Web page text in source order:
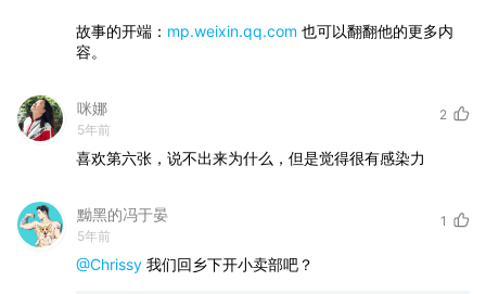
故事的开端： mp.weixin.qq.com 也可以翻翻他的更多内
容。
咪娜
5年前
2
喜欢第六张，说不出来为什么，但是觉得很有感染力
黝黑的冯于晏
5年前
1
@Chrissy 我们回乡下开小卖部吧？